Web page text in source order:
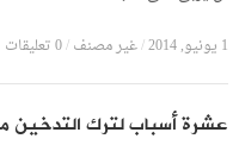
1 يونيو, 2014 /غير مصنف/0 تعليقات
عشرة أسباب لترك التدخين